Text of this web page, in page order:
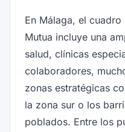
En Málaga, el
Mutua incluye una
salud, clínicas
colaboradores,
zonas estratégicas
la zona sur o los
poblados. Entre los